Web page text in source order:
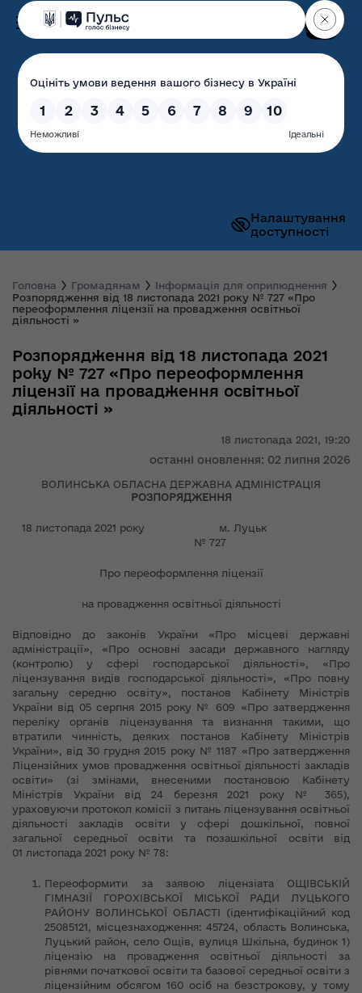
Налаштування
доступності
Волинська обласна
державна адміністрація
Головна Громадянам
Інформація для оприлюднення
Розпорядження від 18 листопада 2021 року № 727 «Про
переоформлення ліцензії на провадження освітньої
діяльності »
18 листопада 2021, 19:20
останні оновлення: 02 липня 2026
Розпорядження від 18 листопада 2021
року № 727 «Про переоформлення
ліцензії на провадження освітньої
діяльності »
ВОЛИНСЬКА ОБЛАСНА ДЕРЖАВНА АДМІНІСТРАЦІЯ
РОЗПОРЯДЖЕННЯ
18 листопада 2021 року м. Луцьк
№ 727
Про переоформлення ліцензії
на провадження освітньої діяльності
Відповідно до законів України «Про місцеві державні
адміністрації», «Про основні засади державного нагляду
(контролю) у сфері господарської діяльності», «Про
ліцензування видів господарської діяльності», «Про повну
загальну середню освіту», постанов Кабінету Міністрів
України від 05 серпня 2015 року № 609 «Про затвердження
переліку органів ліцензування та визнання такими, що
втратили чинність, деяких постанов Кабінету Міністрів
України», від 30 грудня 2015 року № 1187 «Про затвердження
Ліцензійних умов провадження освітньої діяльності закладів
освіти» (зі змінами, внесеними постановою Кабінету
Міністрів України від 24 березня 2021 року № 365),
ураховуючи протокол комісії з питань ліцензування освітньої
діяльності закладів освіти у сфері дошкільної, повної
загальної середньої освіти та позашкільної освіти від
01 листопада 2021 року № 78:
Переоформити за заявою ліцензіата ОЩІВСЬКІЙ
ГІМНАЗІЇ ГОРОХІВСЬКОЇ МІСЬКОЇ РАДИ ЛУЦЬКОГО
РАЙОНУ ВОЛИНСЬКОЇ ОБЛАСТІ (ідентифікаційний код
25085121, місцезнаходження: 45724, область Волинська,
Луцький район, село Ощів, вулиця Шкільна, будинок 1)
ліцензію на провадження освітньої діяльності за
рівнями початкової освіти та базової середньої освіти з
ліцензійним обсягом 160 осіб на безстрокову, у тому